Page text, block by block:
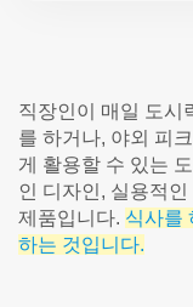
직장인이 매일 도시
를 하거나, 야외 피
게 활용할 수 있는
인 디자인, 실용적
제품입니다. 식사를
하는 것입니다.